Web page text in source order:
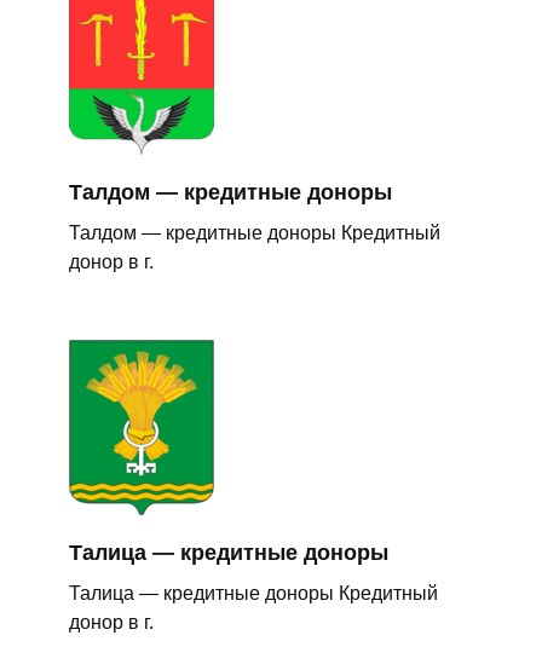
Талдом — кредитные доноры
Талдом — кредитные доноры Кредитный
донор в г.
Талица — кредитные доноры
Талица — кредитные доноры Кредитный
донор в г.